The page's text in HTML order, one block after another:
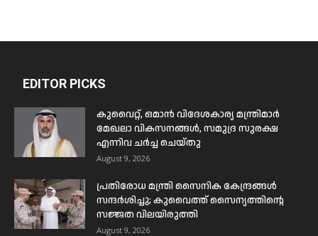
EDITOR PICKS
കുവൈറ്റ്, ഒമാൻ വിദേശകാര്യ മന്ത്രിമാർ
മേഖലാ വികസനങ്ങൾ, സമുദ്ര സുരക്ഷ
എന്നിവ ചർച്ച ചെയ്തു
August 9, 2026
പ്രതിരോധ മന്ത്രി സൈനിക കേന്ദ്രങ്ങൾ
സന്ദർശിച്ചു; കുവൈത്ത് സൈന്യത്തിന്റെ
സജ്ജത വിലയിരുത്തി
August 9, 2026